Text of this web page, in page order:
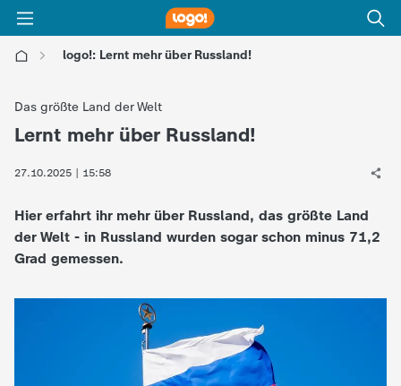
logo!: Lernt mehr über Russland!
o
g
o
Das größte Land der Welt
:
Lernt mehr über Russland!
27.10.2025 | 15:58
Hier erfahrt ihr mehr über Russland, das größte Land
der Welt - in Russland wurden sogar schon minus 71,2
Grad gemessen.